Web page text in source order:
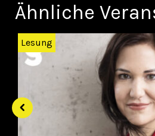
Ähnliche
Zurück
Lesung